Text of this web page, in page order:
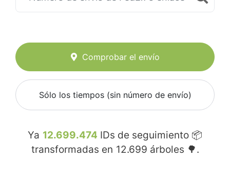
Comprobar el envío
Sólo los tiempos (sin número de envío)
Ya 12.699.474 IDs de seguimiento 📦
transformadas en 12.699 árboles 🌳.